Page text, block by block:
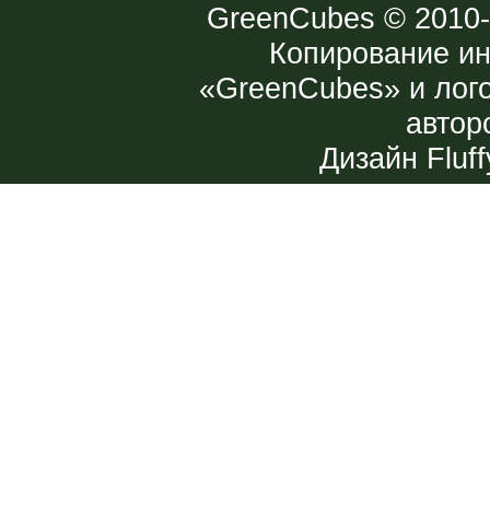
GreenCubes ©
Копирование
«GreenCubes» и
Дизайн